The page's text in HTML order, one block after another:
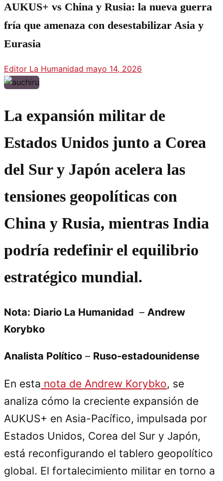
AUKUS+ vs China y Rusia: la nueva guerra
fría que amenaza con desestabilizar Asia y
Eurasia
Editor La Humanidad mayo 14, 2026
La expansión militar de
Estados Unidos junto a Corea
del Sur y Japón acelera las
tensiones geopolíticas con
China y Rusia, mientras India
podría redefinir el equilibrio
estratégico mundial.
Nota: Diario La Humanidad – Andrew
Korybko
Analista Político – Ruso-estadounidense
En esta nota de Andrew Korybko, se
analiza cómo la creciente expansión de
AUKUS+ en Asia-Pacífico, impulsada por
Estados Unidos, Corea del Sur y Japón,
está reconfigurando el tablero geopolítico
global. El fortalecimiento militar en torno a